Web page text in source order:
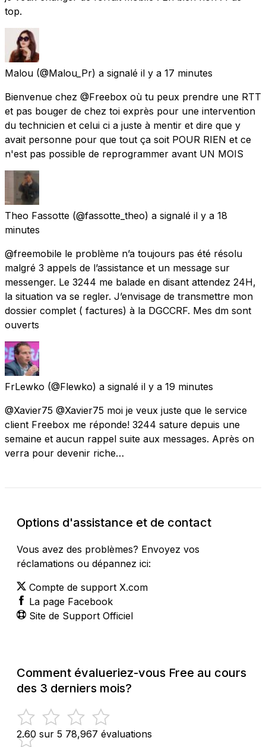
top.
Malou (@Malou_Pr) a signalé il y a 17 minutes
Bienvenue chez @Freebox où tu peux prendre une RTT
et pas bouger de chez toi exprès pour une intervention
du technicien et celui ci a juste à mentir et dire que y
avait personne pour que tout ça soit POUR RIEN et ce
n'est pas possible de reprogrammer avant UN MOIS
Theo Fassotte (@fassotte_theo) a signalé il y a 18
minutes
@freemobile le problème n’a toujours pas été résolu
malgré 3 appels de l’assistance et un message sur
messenger. Le 3244 me balade en disant attendez 24H,
la situation va se regler. J’envisage de transmettre mon
dossier complet ( factures) à la DGCCRF. Mes dm sont
ouverts
FrLewko (@Flewko) a signalé il y a 19 minutes
@Xavier75 @Xavier75 moi je veux juste que le service
client Freebox me réponde! 3244 sature depuis une
semaine et aucun rappel suite aux messages. Après on
verra pour devenir riche…
Options d'assistance et de contact
Vous avez des problèmes? Envoyez vos
réclamations ou dépannez ici:
Compte de support X.com
La page Facebook
Site de Support Officiel
Comment évalueriez-vous Free au cours
des 3 derniers mois?
2.60 sur 5 78,967 évaluations